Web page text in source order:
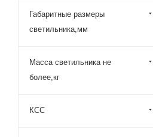
Габаритные размеры
светильника,мм
Масса светильника не
более,кг
КСС